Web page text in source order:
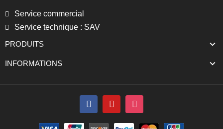
Service commercial
Service technique : SAV
PRODUITS
INFORMATIONS